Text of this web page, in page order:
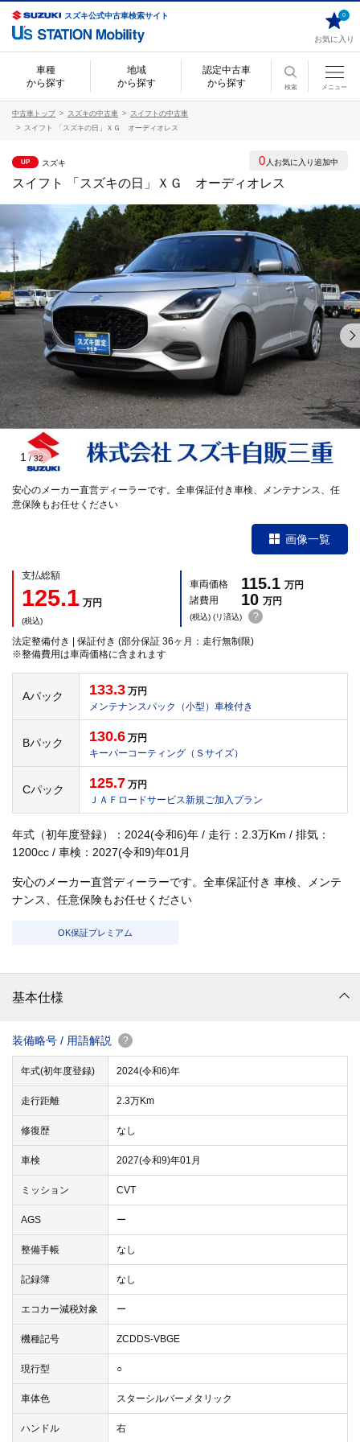
スズキ公式中古車検索サイト
お気に入り
0
車種
から探す
地域
から探す
認定中古車
から探す
検索 メニュー
中古車トップ スズキの中古車
スイフトの中古車
スイフト 「スズキの日」ＸＧ オーディオレス
UP スズキ
スイフト 「スズキの日」ＸＧ オーディオレス
安心のメーカー直営ディーラーです。全車保証付き車検、メンテナンス、任
意保険もお任せください
1 /32
画像一覧
支払総額
125.1 万円
(税込)
車両価格 115.1 万円
諸費用
10 万円
(税込) (リ済込) ?
法定整備付き | 保証付き (部分保証 36ヶ月：走行無制限)
※整備費用は車両価格に含まれます
Aパック 133.3 万円
メンテナンスパック（小型）車検付き
Bパック 130.6 万円
キーパーコーティング（Ｓサイズ）
Cパック 125.7 万円
ＪＡＦロードサービス新規ご加入プラン
年式（初年度登録）：2024(令和6)年 / 走行：2.3万Km / 排気：
1200cc / 車検：2027(令和9)年01月
安心のメーカー直営ディーラーです。全車保証付き 車検、メンテ
ナンス、任意保険もお任せください
OK保証プレミアム
基本仕様
装備略号 / 用語解説 ?
年式(初年度登録) 2024(令和6)年
走行距離 2.3万Km
修復歴 なし
車検 2027(令和9)年01月
ミッション CVT
AGS ー
整備手帳 なし
記録簿 なし
エコカー減税対象 ー
機種記号 ZCDDS-VBGE
現行型 ○
車体色 スターシルバーメタリック
ハンドル 右
0 人お気に入り追加中